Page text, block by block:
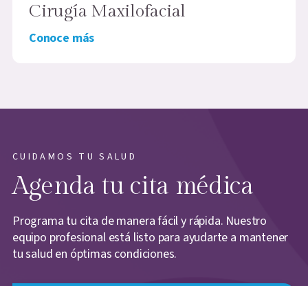
Cirugía Maxilofacial
Conoce más
CUIDAMOS TU SALUD
Agenda tu cita médica
Programa tu cita de manera fácil y rápida. Nuestro
equipo profesional está listo para ayudarte a mantener
tu salud en óptimas condiciones.